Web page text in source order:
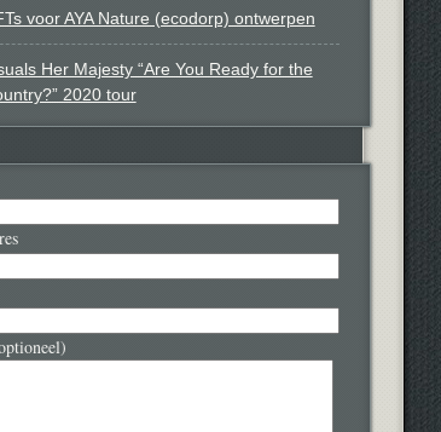
voor AYA Nature (ecodorp) ontwerpen
Her Majesty “Are You Ready for the
2020 tour